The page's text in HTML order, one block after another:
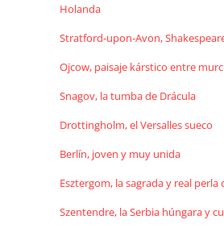
Holanda
Stratford-upon-Avon,
Ojcow, paisaje kárstico entre
Snagov, la tumba de Drácula
Drottingholm, el Versalles sueco
Berlín, joven y muy unida
Esztergom, la sagrada y real perla
Szentendre, la Serbia húngara y